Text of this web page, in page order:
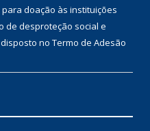
doação às instituições
de desproteção social e
no Termo de Adesão